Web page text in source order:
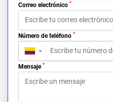
Correo electrónico *
Número de teléfono *
▼
Mensaje *